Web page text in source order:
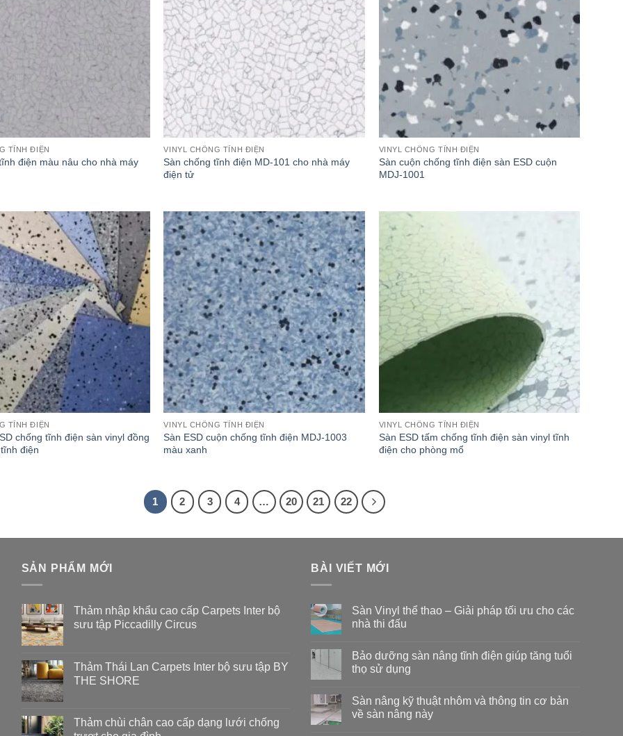
TĨNH ĐIỆN
điện màu nâu cho nhà máy
VINYL CHỐNG TĨNH ĐIỆN
Sàn chống tĩnh điện MD-101 cho nhà máy
điện tử
VINYL CHỐNG TĨNH ĐIỆN
Sàn cuộn chống tĩnh điện sàn ESD cuộn
MDJ-1001
TĨNH ĐIỆN
chống tĩnh điện sàn vinyl đồng
điện
VINYL CHỐNG TĨNH ĐIỆN
Sàn ESD cuộn chống tĩnh điện MDJ-1003
màu xanh
VINYL CHỐNG TĨNH ĐIỆN
Sàn ESD tấm chống tĩnh điện sàn vinyl tĩnh
điện cho phòng mổ
1 2 3 4 … 20 21 22
SẢN PHẨM MỚI
Thảm nhập khẩu cao cấp Carpets Inter bộ
sưu tập Piccadilly Circus
Thảm Thái Lan Carpets Inter bộ sưu tập BY
THE SHORE
Thảm chùi chân cao cấp dạng lưới chống
BÀI VIẾT MỚI
Sàn Vinyl thể thao – Giải pháp tối ưu cho các
nhà thi đấu
bình
luận
ở
thể
thao
–
Bảo dưỡng sàn nâng tĩnh điện giúp tăng tuổi
thọ sử dụng
bình
luận
ở
Sàn nâng kỹ thuật nhôm và thông tin cơ bản
về sàn nâng này